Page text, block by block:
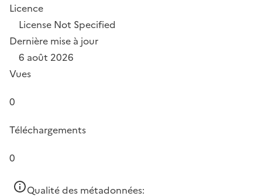
Licence
License Not Specified
Dernière mise à jour
6 août 2026
Vues
0
Téléchargements
0
Qualité des métadonnées: